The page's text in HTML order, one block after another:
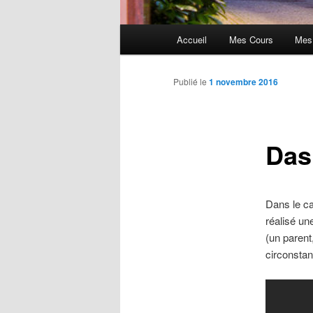
Accueil Mes Cours
Publié le 1 novembre 2016
Dans le
réalisé
(un